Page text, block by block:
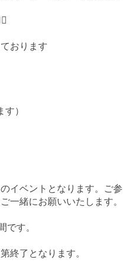
おります
）
イベントとなります。ご参
一緒にお願いいたします。
です。
終了となります。